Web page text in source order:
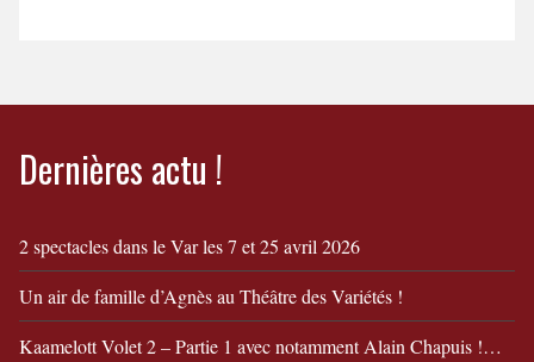
Dernières actu !
2 spectacles dans le Var les 7 et 25 avril 2026
Un air de famille d’Agnès au Théâtre des Variétés !
Kaamelott Volet 2 – Partie 1 avec notamment Alain Chapuis !…